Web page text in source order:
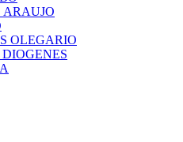
ARAUJO
OLEGARIO